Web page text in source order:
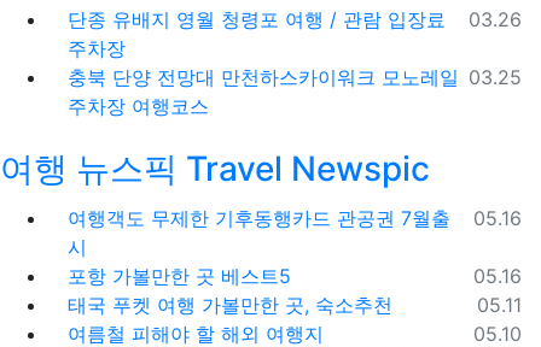
등록일
03.26
단종 유배지 영월 청령포 여행 / 관람 입장료
주차장
등록일
03.25
충북 단양 전망대 만천하스카이워크 모노레일
주차장 여행코스
여행 뉴스픽 Travel Newspic
등록일
05.16
여행객도 무제한 기후동행카드 관공권 7월출
시
등록일
05.16
포항 가볼만한 곳 베스트5
등록일
05.11
태국 푸켓 여행 가볼만한 곳, 숙소추천
등록일
05.10
여름철 피해야 할 해외 여행지